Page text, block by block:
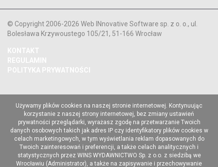
© Copyright 2006-2026 Web INnovative Software sp. z o. o., ul.
Bolesława Krzywoustego 105/21, 51-166 Wrocław
KONTAKT
REGULAMIN
POLITYKA PRYWATNOŚCI
Używamy plików cookies na naszej stronie internetowej. Kontynuując
korzystanie z naszej strony internetowej, bez zmiany ustawień
prywatności przeglądarki, wyrażasz zgodę na przetwarzanie Twoich
danych osobowych takich jak adres IP czy identyfikatory plików cookies w
celach marketingowych, w tym wyświetlania reklam dopasowanych do
Twoich zainteresowań i preferencji, a także celach analitycznych i
statystycznych przez WINS WYDAWNICTWO Sp. z o.o. z siedzibą we
Wrocławiu (Administrator), a także na zapisywanie i przechowywanie